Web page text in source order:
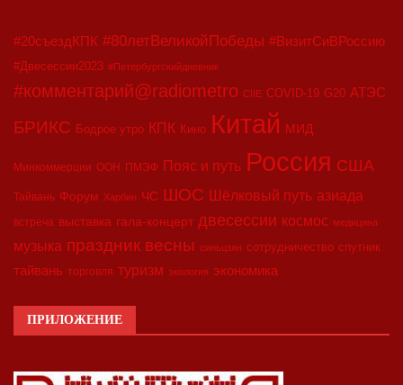
#20съездКПК #80летВеликойПобеды #ВизитСиВРоссию
#Двесессии2023 #Петербургскийдневник
#комментарий@radiometro CIIE COVID-19 G20 АТЭС
БРИКС Бодрое утро КПК Кино Китай МИД
Минкоммерции ООН ПМЭФ Пояс и путь Россия США
Тайвань Форум Харбин ЧС ШОС Шёлковый путь азиада
встреча выставка гала-концерт двесессии космос медицина
музыка праздник весны синьцзян сотрудничество спутник
тайвань торговля туризм экология экономика
ПРИЛОЖЕНИЕ